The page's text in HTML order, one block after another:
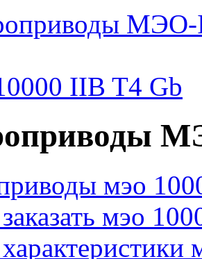
IIB T4 Gb